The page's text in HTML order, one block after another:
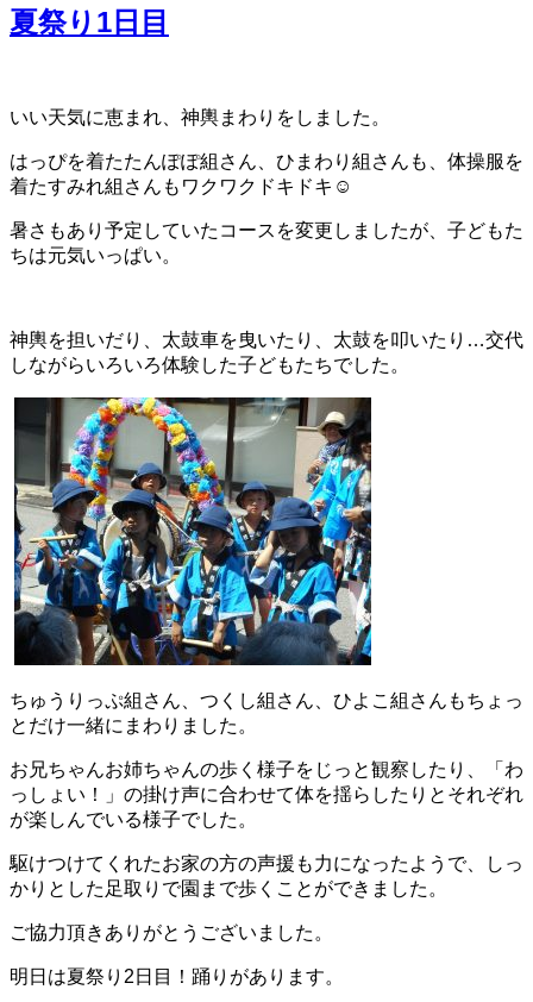
日:
夏祭り1日目
いい天気に恵まれ、神輿まわりをしました。
はっぴを着たたんぽぽ組さん、ひまわり組さんも、体操服を
着たすみれ組さんもワクワクドキドキ☺
暑さもあり予定していたコースを変更しましたが、子どもた
ちは元気いっぱい。
神輿を担いだり、太鼓車を曳いたり、太鼓を叩いたり…交代
しながらいろいろ体験した子どもたちでした。
ちゅうりっぷ組さん、つくし組さん、ひよこ組さんもちょっ
とだけ一緒にまわりました。
お兄ちゃんお姉ちゃんの歩く様子をじっと観察したり、「わ
っしょい！」の掛け声に合わせて体を揺らしたりとそれぞれ
が楽しんでいる様子でした。
駆けつけてくれたお家の方の声援も力になったようで、しっ
かりとした足取りで園まで歩くことができました。
ご協力頂きありがとうございました。
明日は夏祭り2日目！踊りがあります。